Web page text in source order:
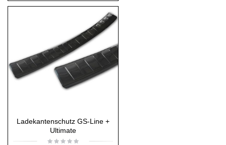
Ladekantenschutz GS-Line +
Ultimate